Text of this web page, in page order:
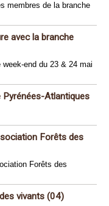
membres de la branche
avec la branche
end du 23 & 24 mai
Atlantiques
Forêts des
Forêts des
vivants (04)